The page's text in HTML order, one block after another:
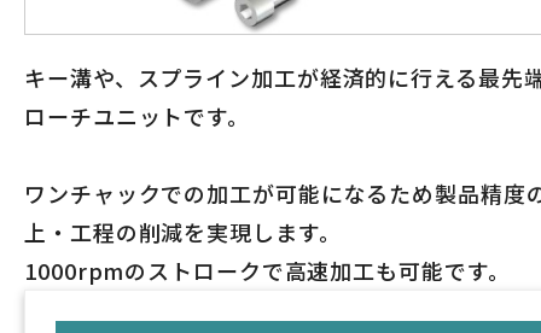
キー溝や、スプライン加工が経済的に行える最先
ローチユニットです。
ワンチャックでの加工が可能になるため製品精度
上・工程の削減を実現します。
1000rpmのストロークで高速加工も可能です。